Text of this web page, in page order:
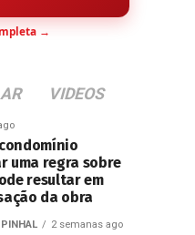
→
VIDEOS
uma regra sobre
resultar em
da obra
2 semanas ago